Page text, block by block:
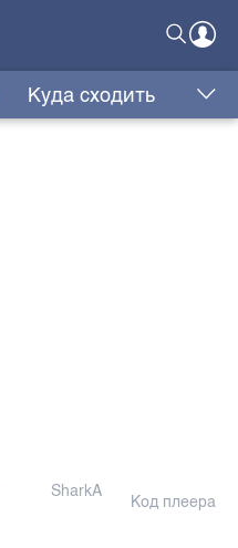
Куда сходить
SharkA
Код плеера